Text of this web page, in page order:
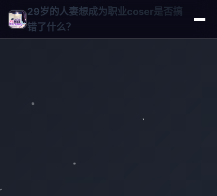
29岁的人妻想成为职业coser是否搞
错了什么？